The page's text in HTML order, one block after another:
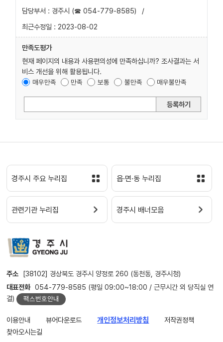
담당부서 : 경주시 (☎ 054-779-8585)
/
최근수정일 : 2023-08-02
만족도평가
현재 페이지의 내용과 사용편의성에 만족하십니까? 조사결과는 서
비스 개선을 위해 활용됩니다.
매우만족 만족 보통 불만족 매우불만족
등록하기
경주시 주요 누리집 읍·면·동 누리집
관련기관 누리집 경주시 배너모음
주소 [38102] 경상북도 경주시 양정로 260 (동천동, 경주시청)
대표전화 054-779-8585 (평일 09:00~18:00 / 근무시간 외 당직실 연
결)
팩스번호안내
이용안내 뷰어다운로드 개인정보처리방침
저작권정책
찾아오시는길